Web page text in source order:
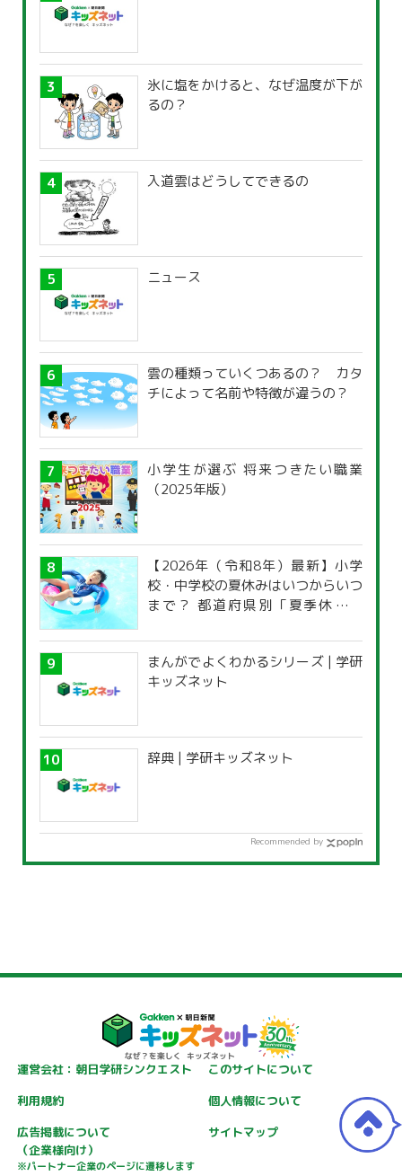
氷に塩をかけると、なぜ温度が下が
るの？
入道雲はどうしてできるの
ニュース
雲の種類っていくつあるの？ カタ
チによって名前や特徴が違うの？
小学生が選ぶ 将来つきたい職業
（2025年版）
【2026年（令和8年）最新】小学
校・中学校の夏休みはいつからいつ
まで？ 都道府県別「夏季休暇一
まんがでよくわかるシリーズ | 学研
キッズネット
辞典 | 学研キッズネット
Recommended by
運営会社：朝日学研シンクエスト
このサイトについて
利用規約
個人情報について
広告掲載について
（企業様向け）
※パートナー企業のページに遷移します
サイトマップ